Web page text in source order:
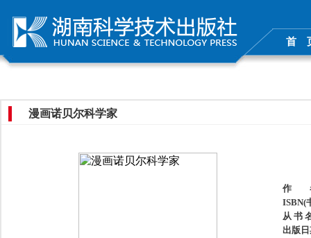
首
漫画诺贝尔科学家
作
ISBN(
从 书
出版